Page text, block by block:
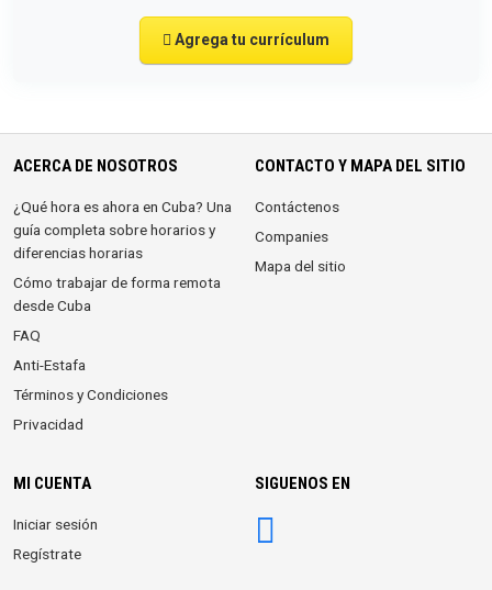
Agrega tu currículum
ACERCA DE NOSOTROS
¿Qué hora es ahora en Cuba? Una
guía completa sobre horarios y
diferencias horarias
Cómo trabajar de forma remota
desde Cuba
FAQ
Anti-Estafa
Términos y Condiciones
Privacidad
CONTACTO Y MAPA DEL SITIO
Contáctenos
Companies
Mapa del sitio
MI CUENTA
Iniciar sesión
Regístrate
SIGUENOS EN